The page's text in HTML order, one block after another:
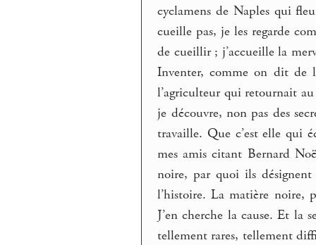
cyclamens de Naples qui
cueille pas, je les regarde
de cueillir ; j’accueille la
Inventer, comme on dit de
l’agriculteur qui retournait
je découvre, non pas des
travaille. Que c’est elle qui
mes amis citant Bernard
noire, par quoi ils désignent
l’histoire. La matière noire,
J’en cherche la cause. Et la
tellement rares, tellement